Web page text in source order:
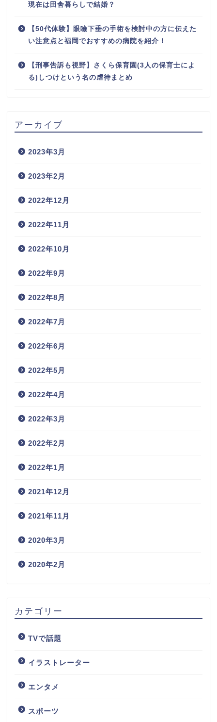
現在は田舎暮らしで結婚？
【50代体験】眼瞼下垂の手術を検討中の方に伝えた
い注意点と福岡でおすすめの病院を紹介！
【刑事告訴も視野】さくら保育園(3人の保育士によ
る)しつけという名の虐待まとめ
アーカイブ
2023年3月
2023年2月
2022年12月
2022年11月
2022年10月
2022年9月
2022年8月
2022年7月
2022年6月
2022年5月
2022年4月
2022年3月
2022年2月
2022年1月
2021年12月
2021年11月
2020年3月
2020年2月
カテゴリー
TVで話題
イラストレーター
エンタメ
スポーツ